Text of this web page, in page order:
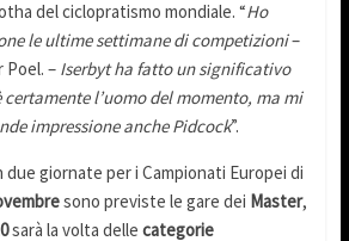
del ciclopratismo mondiale. “Ho
le ultime settimane di competizioni–
Poel. – Iserbyt ha fatto un significativo
l’uomo del momento, ma mi
impressione anche Pidcock”.
due giornate per i Campionati Europei di
sono previste le gare dei Master,
sarà la volta delle categorie